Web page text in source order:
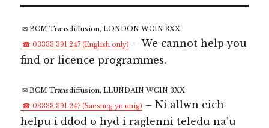
✉ BCM Transdiffusion, LONDON WC1N 3XX
☎ 03333 391 247 (English only) – We cannot help you
find or licence programmes.
✉ BCM Transdiffusion, LLUNDAIN WC1N 3XX
☎ 03333 391 247 (Saesneg yn unig) – Ni allwn eich
helpu i ddod o hyd i raglenni teledu na’u